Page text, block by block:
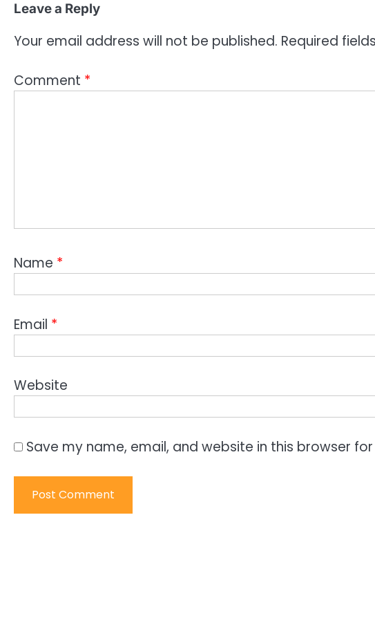
Leave a Reply
Your email address will not be published. Required
Comment *
Name *
Email *
Website
Save my name, email, and website in this browser